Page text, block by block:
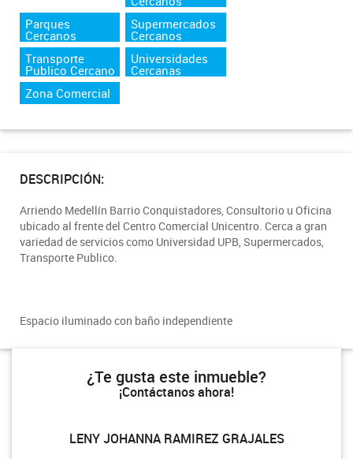
Parques
Cercanos
Supermercados
Cercanos
Transporte
Publico Cercano
Universidades
Cercanas
Zona Comercial
DESCRIPCIÓN:
Arriendo Medellín Barrio Conquistadores, Consultorio u Oficina
ubicado al frente del Centro Comercial Unicentro. Cerca a gran
variedad de servicios como Universidad UPB, Supermercados,
Transporte Publico.
Espacio iluminado con baño independiente
¿Te gusta este inmueble?
¡Contáctanos ahora!
LENY JOHANNA RAMIREZ GRAJALES